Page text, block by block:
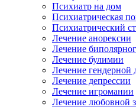
Психиатр на дом
Психиатрическая
Психиатрический
Лечение анорексии
Лечение
Лечение булимии
Лечение гендерной
Лечение депрессии
Лечение игромании
Лечение любовной